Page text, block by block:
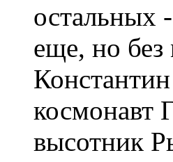
остальных
еще, но
космонавт
высотник